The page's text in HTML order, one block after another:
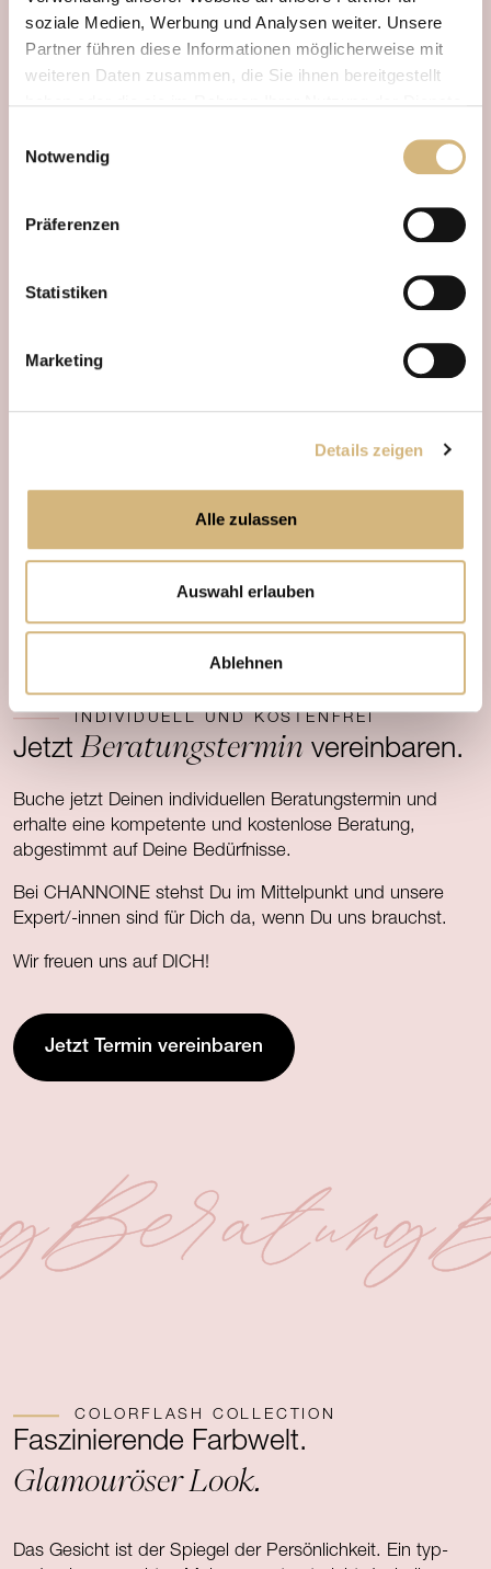
soziale Medien, Werbung und Analysen weiter. Unsere
Partner führen diese Informationen möglicherweise mit
weiteren Daten zusammen, die Sie ihnen bereitgestellt
und im
mehr darüber, wer wir sind, wie Sie uns
kontaktieren können und wie wir personenbezogene
Notwendig
Präferenzen
Statistiken
Marketing
Details zeigen
Alle zulassen
Auswahl erlauben
Ablehnen
Leitwirkstoffe
INDIVIDUELL UND KOSTENFREI
JetztBeratungstermin vereinbaren.
Buche jetzt Deinen individuellen Beratungstermin und
erhalte eine kompetente und kostenlose Beratung,
abgestimmt auf Deine Bedürfnisse.
Bei CHANNOINE stehst Du im Mittelpunkt und unsere
Expert/-innen sind für Dich da, wenn Du uns brauchst.
Wir freuen uns auf DICH!
Jetzt Termin vereinbaren
Beratung
COLORFLASH COLLECTION
Faszinierende Farbwelt.
Glamouröser Look.
Das Gesicht ist der Spiegel der Persönlichkeit. Ein typ-